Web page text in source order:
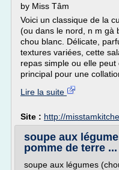
by Miss Tâm
Voici un classique de la
(ou dans le nord, n m gà
chou blanc. Délicate,
textures variées, cette
repas simple ou elle
principal pour une
Lire la suite
Site : http://
soupe aux
pomme de terre ...
soupe aux légumes